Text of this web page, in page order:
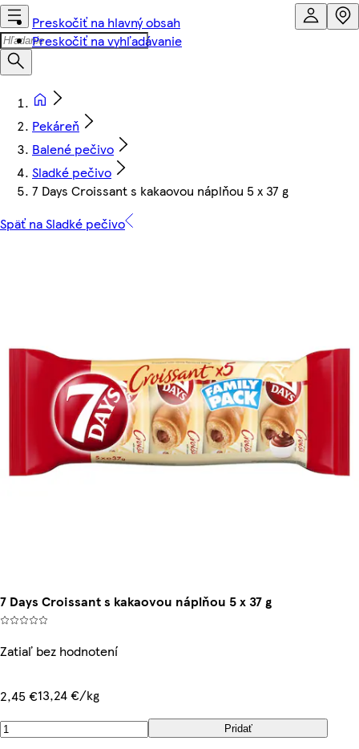
Preskočiť na hlavný obsah
Preskočiť na vyhľadávanie
Pekáreň
Balené pečivo
Sladké pečivo
7 Days Croissant s kakaovou náplňou 5 x 37 g
Späť na Sladké pečivo
7 Days Croissant s kakaovou náplňou 5 x 37 g
Zatiaľ bez hodnotení
2,45 €13,24 €/kg
Pridať